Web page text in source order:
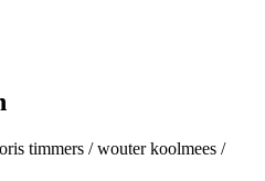
timmers / wouter koolmees /